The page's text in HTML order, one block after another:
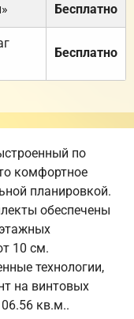
Бесплатно
Бесплатно
по
комфортное
планировкой.
обеспечены
10 см.
технологии,
на винтовых
кв.м..